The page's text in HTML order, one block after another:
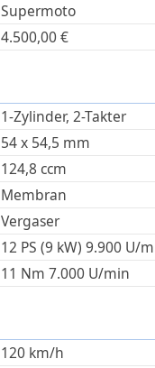
Supermoto
4.500,00€
1-Zylinder, 2-Takter
54x 54,5 mm
124,8 ccm
Membran
Vergaser
12 PS (9 kW) 9.900 U/
11 Nm 7.000 U/min
120 km/h